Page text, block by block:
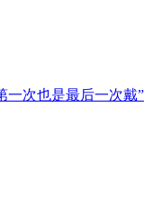
一次也是最后一次戴”